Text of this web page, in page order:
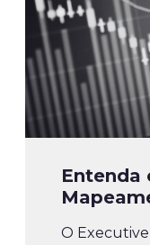
Entenda
O